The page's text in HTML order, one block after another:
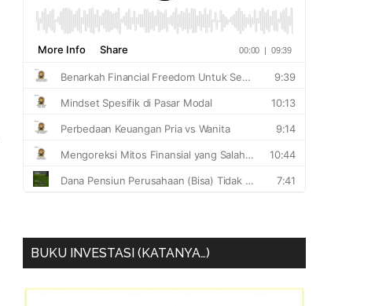
BUKU INVESTASI (KATANYA…)